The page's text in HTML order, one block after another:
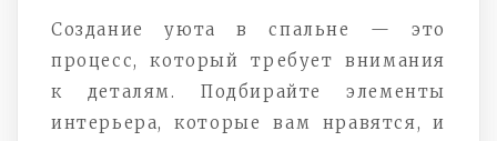
Создание уюта в спальне — это
процесс, который требует внимания
к деталям. Подбирайте элементы
интерьера, которые вам нравятся, и